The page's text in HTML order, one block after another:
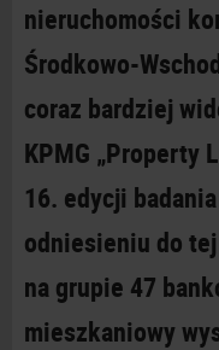
nieruchomości
Środkowo-
coraz bardziej
KPMG „Property
16. edycji
odniesieniu do
na grupie 47
mieszkaniowy